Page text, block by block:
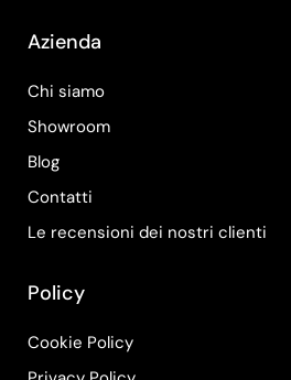
Azienda
Chi siamo
Showroom
Blog
Contatti
Le recensioni dei nostri clienti
Policy
Cookie Policy